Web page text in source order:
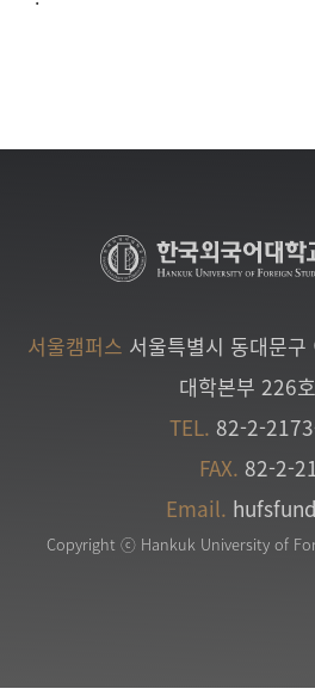
서울캠퍼스 서울특별시 동대문
대학본부 226
TEL. 82-2-
FAX. 82-2-
Email.
Copyright ⓒ Hankuk University of